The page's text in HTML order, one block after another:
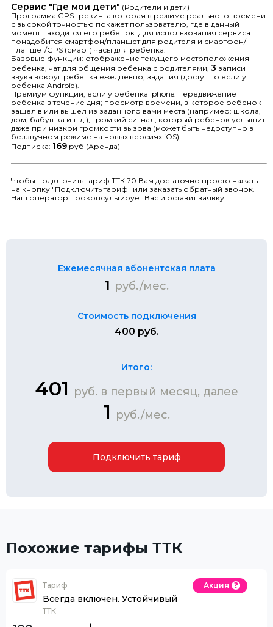
Сервис "Где мои дети" (Родители и дети)
Программа GPS трекинга которая в режиме реального времени
с высокой точностью покажет пользователю, где в данный
момент находится его ребенок. Для использования сервиса
понадобится смартфон/планшет для родителя и смартфон/
планшет/GPS (смарт) часы для ребенка.
Базовые функции: отображение текущего местоположения
ребенка, чат для общения ребенка с родителями, 3 записи
звука вокруг ребенка ежедневно, задания (доступно если у
ребенка Android).
Премиум функции, если у ребенка iphone: передвижение
ребенка в течение дня; просмотр времени, в которое ребенок
зашел в или вышел из заданного вами места (например: школа,
дом, бабушка и т. д.); громкий сигнал, который ребенок услышит
даже при низкой громкости вызова (может быть недоступно в
беззвучном режиме на новых версиях iOS).
Подписка: 169 руб (Аренда)
Чтобы подключить тариф ТТК 70 Вам достаточно просто нажать
на кнопку "Подключить тариф" или заказать обратный звонок.
Наш оператор проконсультирует Вас и оставит заявку.
Ежемесячная абонентская плата
1 руб./мес.
Стоимость подключения
400 руб.
Итого:
401 руб. в первый месяц, далее
1 руб./мес.
Подключить тариф
Похожие тарифы ТТК
Тариф
Всегда включен. Устойчивый
ТТК
Акция